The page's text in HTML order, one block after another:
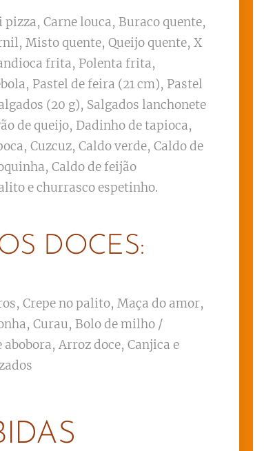
Carne louca, Buraco quente,
Misto quente, Queijo quente, X
frita, Polenta frita,
Pastel de feira (21 cm), Pastel
(20 g), Salgados lanchonete
de queijo, Dadinho de tapioca,
Cuzcuz, Caldo verde, Caldo de
Caldo de feijão
e churrasco espetinho.
DOCES:
Crepe no palito, Maça do amor,
Curau, Bolo de milho /
Arroz doce, Canjica e